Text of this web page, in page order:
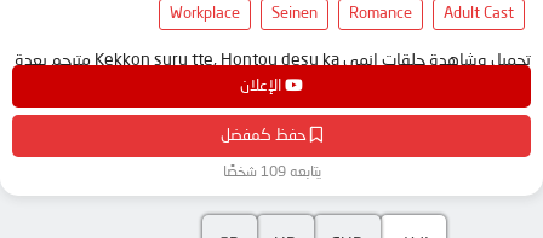
الإعلان
حفظ كمفضل
يتابعه 109 شخصًا
Adult Cast
Romance
Seinen
Workplace
تحميل وشاهدة حلقات انمي Kekkon suru tte, Hontou desu ka مترجم بعدة